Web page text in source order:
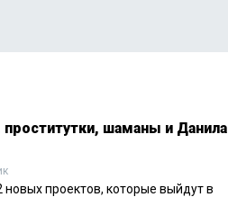
шаманы и Данила
проектов, которые выйдут в